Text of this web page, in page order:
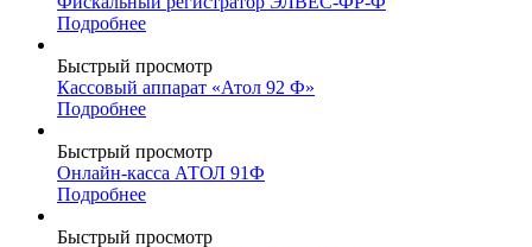
Подробнее
Быстрый просмотр
Кассовый аппарат «Атол 92 Ф»
Подробнее
Быстрый просмотр
Онлайн-касса АТОЛ 91Ф
Подробнее
Быстрый просмотр